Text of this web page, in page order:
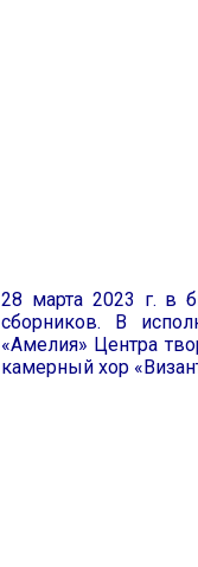
28 марта 2023 г. в
сборников. В
«Амелия» Центра
камерный хор